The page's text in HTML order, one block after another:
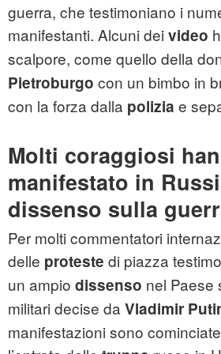
guerra, che testimoniano i
manifestanti. Alcuni dei video
scalpore, come quello della
Pietroburgo con un bimbo in
con la forza dalla polizia e
Molti coraggiosi
manifestato in
dissenso sulla
Per molti commentatori
delle proteste di piazza
un ampio dissenso nel Paese
militari decise da Vladimir
manifestazioni sono